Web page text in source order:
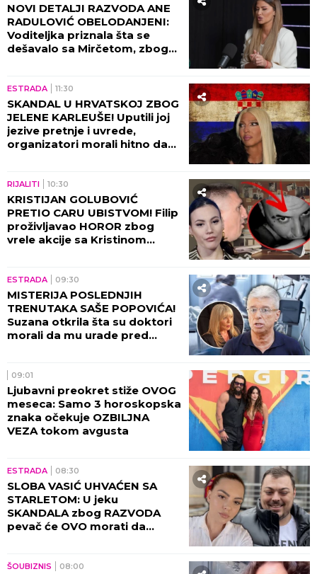
NOVI DETALJI RAZVODA ANE
RADULOVIĆ OBELODANJENI:
Voditeljka priznala šta se
dešavalo sa Mirčetom, zbog
ESTRADA 11:30
SKANDAL U HRVATSKOJ ZBOG
JELENE KARLEUŠE! Uputili joj
jezive pretnje i uvrede,
organizatori morali hitno da
RIJALITI 10:30
KRISTIJAN GOLUBOVIĆ
PRETIO CARU UBISTVOM! Filip
proživljavao HOROR zbog
vrele akcije sa Kristinom
ESTRADA 09:30
MISTERIJA POSLEDNJIH
TRENUTAKA SAŠE POPOVIĆA!
Suzana otkrila šta su doktori
morali da mu urade pred
09:01
Ljubavni preokret stiže OVOG
meseca: Samo 3 horoskopska
znaka očekuje OZBILJNA
VEZA tokom avgusta
ESTRADA 08:30
SLOBA VASIĆ UHVAĆEN SA
STARLETOM: U jeku
SKANDALA zbog RAZVODA
pevač će OVO morati da
ŠOUBIZNIS 08:00